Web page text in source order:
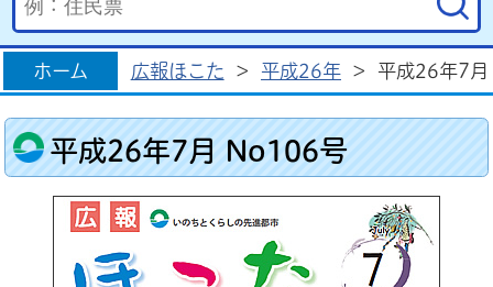
ホーム 広報ほこた > 平成26年 > 平成26年7
平成26年7月 No106号